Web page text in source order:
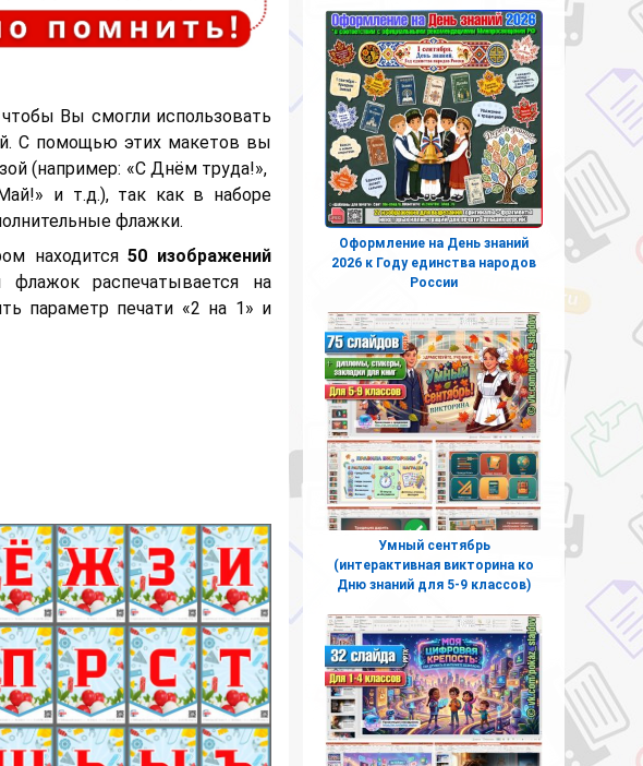
Вы смогли использовать
С помощью этих макетов вы
(например: «С Днём труда!»,
и т.д.), так как в наборе
флажки.
находится50 изображений
распечатывается на
параметр печати «2 на 1» и
Оформление на День знаний
2026 к Году единства народов
России
Умный сентябрь
(интерактивная викторина ко
Дню знаний для 5-9 классов)